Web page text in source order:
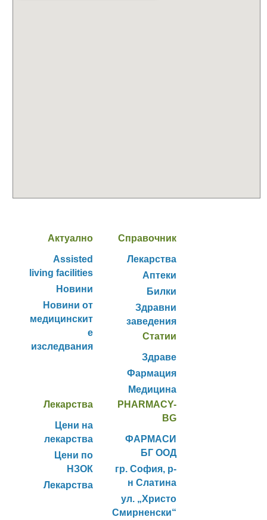
Актуално
Assisted
living facilities
Новини
Новини от
медицинскит
е
изследвания
Справочник
Лекарства
Аптеки
Билки
Здравни
заведения
Статии
Здраве
Фармация
Медицина
Лекарства
Цени на
лекарства
Цени по
НЗОК
Лекарства
PHARMACY-
BG
ФАРМАСИ
БГ ООД
гр. София, р-
н Слатина
ул. „Христо
Смирненски“